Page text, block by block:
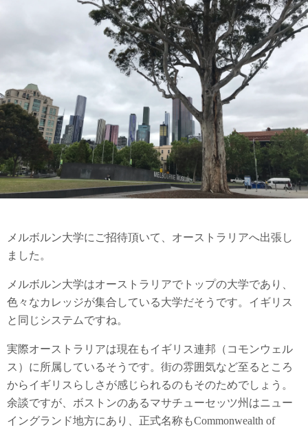
メルボルン大学にご招待頂いて、オーストラリアへ出張し
ました。
メルボルン大学はオーストラリアでトップの大学であり、
色々なカレッジが集合している大学だそうです。イギリス
と同じシステムですね。
実際オーストラリアは現在もイギリス連邦（コモンウェル
ス）に所属しているそうです。街の雰囲気など至るところ
からイギリスらしさが感じられるのもそのためでしょう。
余談ですが、ボストンのあるマサチューセッツ州はニュー
イングランド地方にあり、正式名称もCommonwealth of